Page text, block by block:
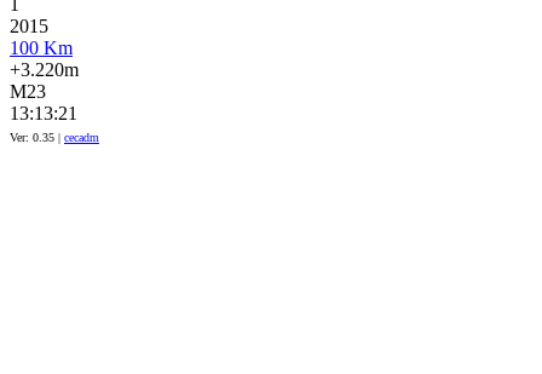
2015
100 Km
+3.220m
M23
13:13:21
Ver: 0.35 | cecadm